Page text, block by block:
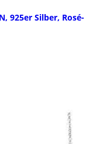
925er Silber, Rosé-